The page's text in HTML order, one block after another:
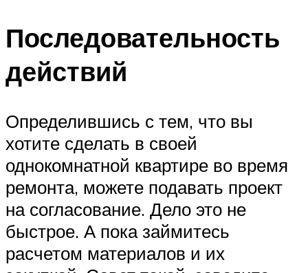
Последовательность
действий
Определившись с тем, что вы
хотите сделать в своей
однокомнатной квартире во время
ремонта, можете подавать проект
на согласование. Дело это не
быстрое. А пока займитесь
расчетом материалов и их